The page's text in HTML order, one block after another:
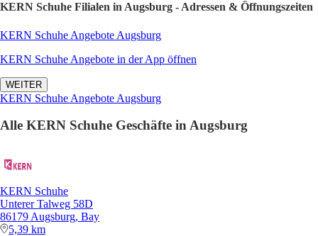
KERN Schuhe Filialen in Augsburg - Adressen & Öffnungszeiten
KERN Schuhe Angebote Augsburg
KERN Schuhe Angebote in der App öffnen
WEITER
KERN Schuhe Angebote Augsburg
Alle KERN Schuhe Geschäfte in Augsburg
KERN Schuhe
Unterer Talweg 58D
86179 Augsburg, Bay
5,39 km